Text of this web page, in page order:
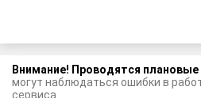
Внимание! Проводятся
могут наблюдаться ошибки в
сервиса.